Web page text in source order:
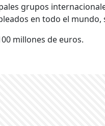
grupos
en todo el
millones de euros.